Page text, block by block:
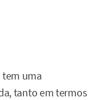
tem uma
tanto em termos